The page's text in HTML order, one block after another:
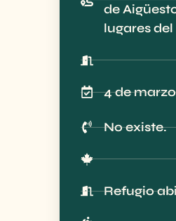
de
lugares
4 de
No existe.
Refugio